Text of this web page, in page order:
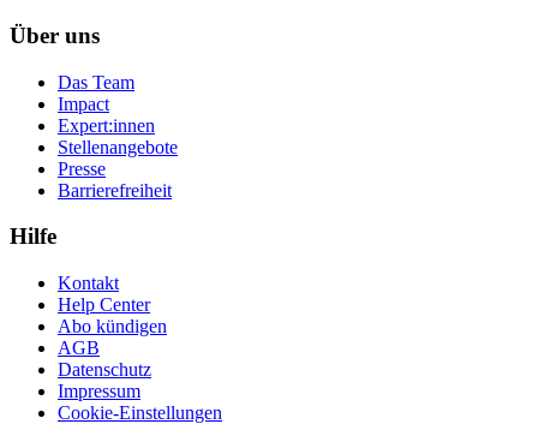
Über uns
Das Team
Impact
Expert:innen
Stellenangebote
Presse
Barrierefreiheit
Hilfe
Kontakt
Help Center
Abo kündigen
AGB
Datenschutz
Impressum
Cookie-Einstellungen